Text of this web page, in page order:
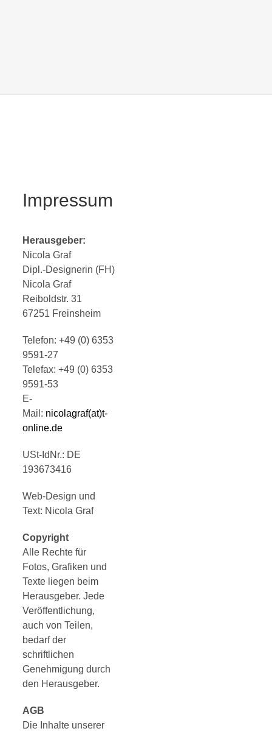
Impressum
Herausgeber:
Nicola Graf
Dipl.-Designerin (FH)
Nicola Graf
Reiboldstr. 31
67251 Freinsheim
Telefon: +49 (0) 6353
9591-27
Telefax: +49 (0) 6353
9591-53
E-
Mail: nicolagraf(at)t-
online.de
USt-IdNr.: DE
193673416
Web-Design und
Text: Nicola Graf
Copyright
Alle Rechte für
Fotos, Grafiken und
Texte liegen beim
Herausgeber. Jede
Veröffentlichung,
auch von Teilen,
bedarf der
schriftlichen
Genehmigung durch
den Herausgeber.
AGB
Die Inhalte unserer